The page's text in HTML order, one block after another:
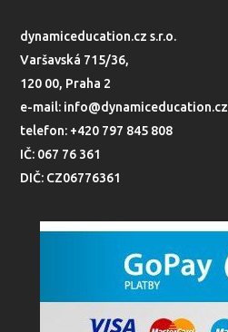
dynamiceducation.cz s.r.o.
Varšavská 715/36,
120 00, Praha 2
e-mail: info@dynamiceducation.cz
telefon: +420 797 845 808
IČ: 067 76 361
DIČ: CZ06776361